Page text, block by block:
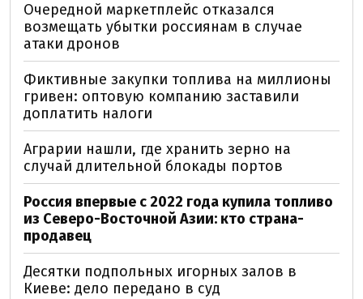
Очередной маркетплейс отказался
возмещать убытки россиянам в случае
атаки дронов
Фиктивные закупки топлива на миллионы
гривен: оптовую компанию заставили
доплатить налоги
Аграрии нашли, где хранить зерно на
случай длительной блокады портов
Россия впервые с 2022 года купила топливо
из Северо-Восточной Азии: кто страна-
продавец
Десятки подпольных игорных залов в
Киеве: дело передано в суд